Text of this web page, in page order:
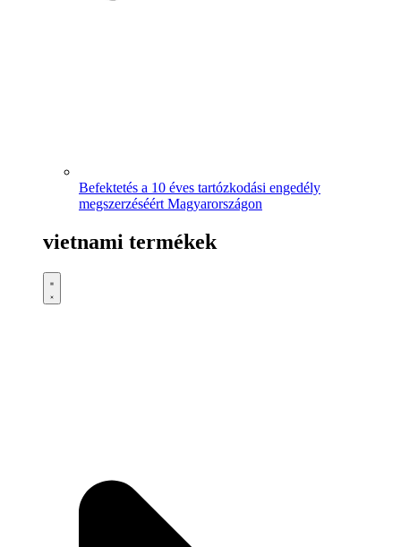
Befektetés a 10 éves tartózkodási engedély
megszerzéséért Magyarországon
vietnami termékek